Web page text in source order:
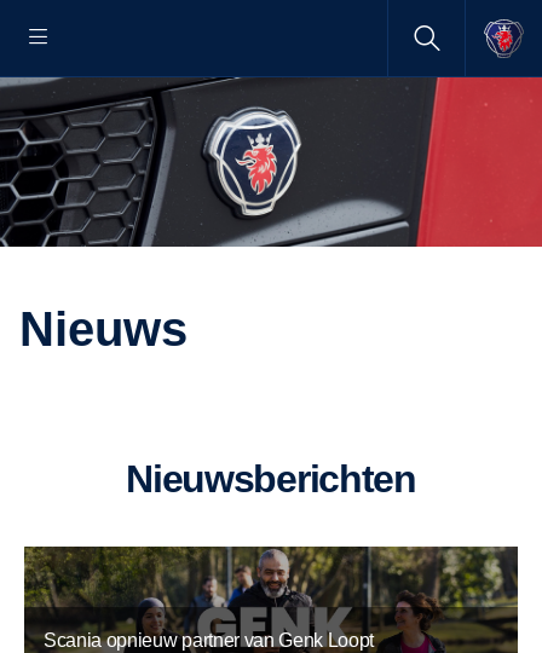
Nieuws
Nieuwsberichten
Scania opnieuw partner van Genk Loopt